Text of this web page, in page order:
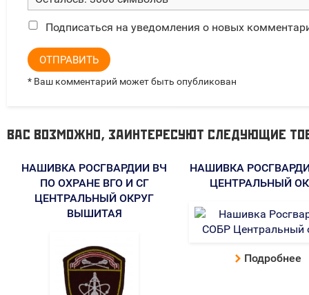
Подписаться на уведомления о новых
ОТПРАВИТЬ
* Ваш комментарий может быть опубликован
ВАС ВОЗМОЖНО, ЗАИНТЕРЕСУЮТ СЛЕДУЮЩИЕ
НАШИВКА РОСГВАРДИИ ВЧ
ПО ОХРАНЕ ВГО И СГ
ЦЕНТРАЛЬНЫЙ ОКРУГ
ВЫШИТАЯ
НАШИВКА
ЦЕНТРАЛЬНЫЙ
Подробнее